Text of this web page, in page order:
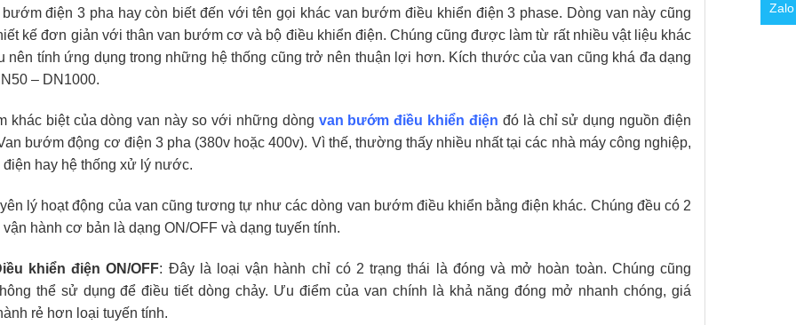
bướm điện 3 pha hay còn biết đến với tên gọi khác van bướm điều khiển điện 3 phase. Dòng van này cũng
kế đơn giản với thân van bướm cơ và bộ điều khiển điện. Chúng cũng được làm từ rất nhiều vật liệu khác
nên tính ứng dụng trong những hệ thống cũng trở nên thuận lợi hơn. Kích thước của van cũng khá đa dạng
– DN1000.
khác biệt của dòng van này so với những dòng van bướm điều khiển điện đó là chỉ sử dụng nguồn điện
bướm động cơ điện 3 pha (380v hoặc 400v). Vì thế, thường thấy nhiều nhất tại các nhà máy công nghiệp,
điện hay hệ thống xử lý nước.
lý hoạt động của van cũng tương tự như các dòng van bướm điều khiển bằng điện khác. Chúng đều có 2
vận hành cơ bản là dạng ON/OFF và dạng tuyến tính.
khiển điện ON/OFF: Đây là loại vận hành chỉ có 2 trạng thái là đóng và mở hoàn toàn. Chúng cũng
thể sử dụng để điều tiết dòng chảy. Ưu điểm của van chính là khả năng đóng mở nhanh chóng, giá
rẻ hơn loại tuyến tính.
Zalo